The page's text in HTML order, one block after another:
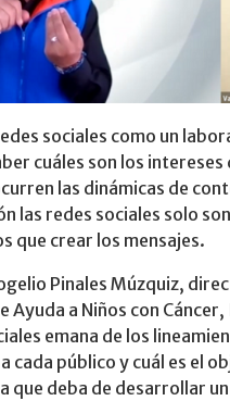
sociales como un
cuáles son los
las dinámicas de
las redes sociales solo
que crear los mensajes.
Pinales Múzquiz,
Ayuda a Niños con
emana de los
cada público y cuál es el
que deba de desarrollar